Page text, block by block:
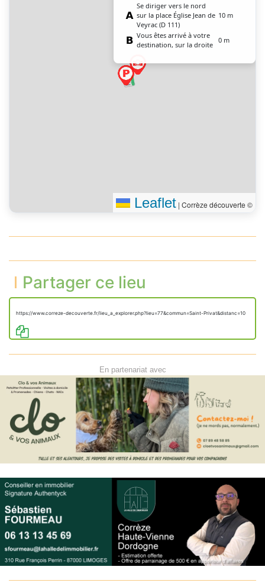
Se diriger vers le nord
sur la place Église Jean de
Veyrac (D 111)
10 m
Vous êtes arrivé à votre
destination, sur la droite
0 m
Leaflet | Corrèze découverte ©
Partager ce lieu
https://www.correze-decouverte.fr/lieu_a_explorer.php?lieu=77&commun=Saint-Privat&distanc=10
En partenariat avec